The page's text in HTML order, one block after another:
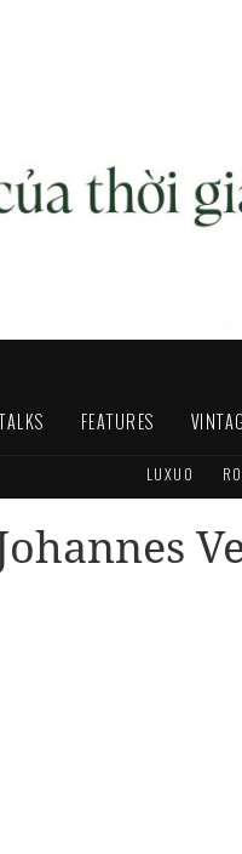
FEATURES
LUXUO